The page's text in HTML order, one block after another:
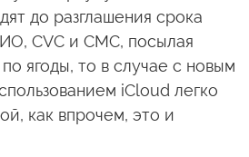
до разглашения срока
CVC и СМС, посылая
ягоды, то в случае с новым
iCloud легко
как впрочем, это и